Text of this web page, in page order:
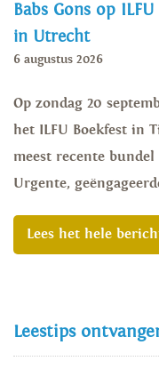
Babs Gons op
in Utrecht
6 augustus 2026
Op zondag 20
het ILFU Boekfest in
meest recente
Urgente,
Lees het hele
Leestips